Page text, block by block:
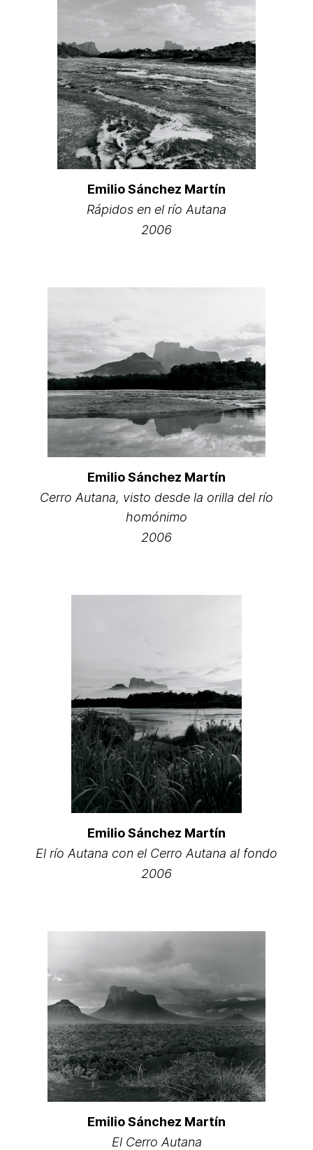
Emilio Sánchez Martín
Rápidos en el río Autana
2006
Emilio Sánchez Martín
Cerro Autana, visto desde la orilla del río
homónimo
2006
Emilio Sánchez Martín
El río Autana con el Cerro Autana al fondo
2006
Emilio Sánchez Martín
El Cerro Autana